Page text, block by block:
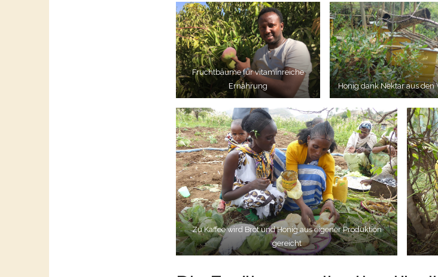
Fruchtbäume für vitaminreiche
Ernährung
Honig dank Nektar aus den
Zu Kaffee wird Brot und Honig aus eigener Produktion
gereicht